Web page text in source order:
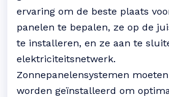
ervaring om de beste plaats
panelen te bepalen, ze op de
te installeren, en ze aan te
elektriciteitsnetwerk.
Zonnepanelensystemen
worden geïnstalleerd om